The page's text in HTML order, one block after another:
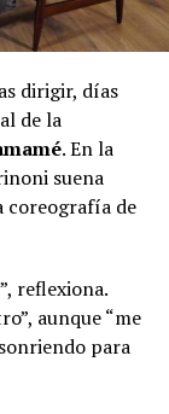
dirigir, días
de la
. En la
suena
coreografía de
reflexiona.
aunque “me
para